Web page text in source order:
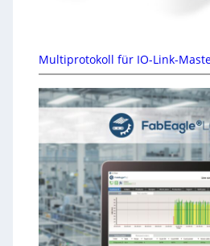
Multiprotokoll für IO-Link-